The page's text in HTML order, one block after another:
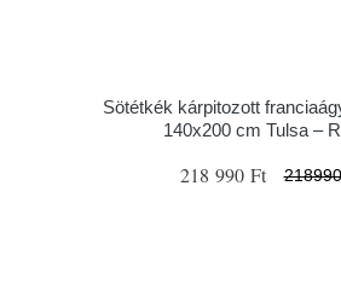
Sötétkék kárpitozott
140x200 cm Tulsa –
218 990 Ft